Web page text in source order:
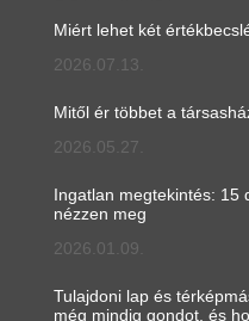
Miért lehet két
2026.07.13.
Mitől ér többet a
2026.05.27.
Ingatlan megtekintés: 15
nézzen meg
2026.01.09.
Tulajdoni lap és
még mindig gondot, és